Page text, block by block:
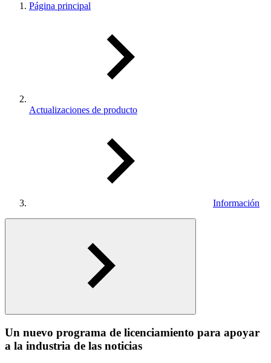
Página principal
Actualizaciones de producto
Información
Un nuevo programa de licenciamiento para apoyar
a la industria de las noticias